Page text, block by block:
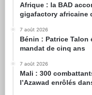
Afrique : la BAD
gigafactory africaine
7 août 2026
Bénin : Patrice
mandat de cinq ans
7 août 2026
Mali : 300
l’Azawad enrôlés